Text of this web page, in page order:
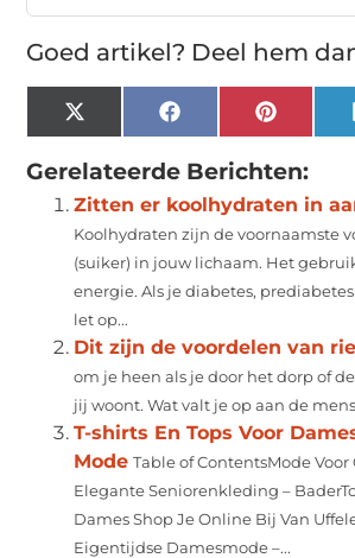
Goed artikel? Deel hem
X
(Twitter)
Facebook Pinterest
Gerelateerde Berichten:
Zitten er koolhydraten in
Koolhydraten zijn de voornaamste
(suiker) in jouw lichaam. Het
energie. Als je diabetes,
let op...
Dit zijn de voordelen van
om je heen als je door het dorp of
jij woont. Wat valt je op aan de
T-shirts En Tops Voor
Mode Table of ContentsMode
Elegante Seniorenkleding –
Dames Shop Je Online Bij Van
Eigentijdse Damesmode –...